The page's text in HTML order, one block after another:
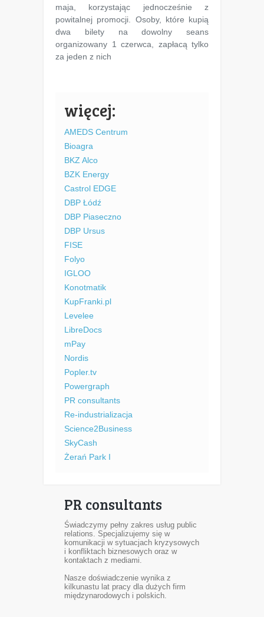
maja, korzystając jednocześnie z
powitalnej promocji. Osoby, które kupią
dwa bilety na dowolny seans
organizowany 1 czerwca, zapłacą tylko
za jeden z nich
więcej:
AMEDS Centrum
Bioagra
BKZ Alco
BZK Energy
Castrol EDGE
DBP Łódź
DBP Piaseczno
DBP Ursus
FISE
Folyo
IGLOO
Konotmatik
KupFranki.pl
Levelee
LibreDocs
mPay
Nordis
Popler.tv
Powergraph
PR consultants
Re-industrializacja
Science2Business
SkyCash
Żerań Park I
PR consultants
Świadczymy pełny zakres usług public
relations. Specjalizujemy się w
komunikacji w sytuacjach kryzysowych
i konfliktach biznesowych oraz w
kontaktach z mediami.
Nasze doświadczenie wynika z
kilkunastu lat pracy dla dużych firm
międzynarodowych i polskich.